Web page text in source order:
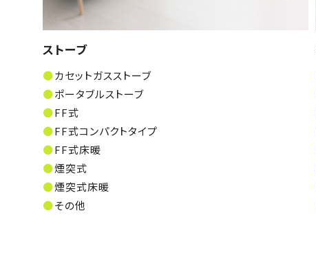
ストーブ
カセットガスストーブ
ポータブルストーブ
FF式
FF式コンパクトタイプ
FF式床暖
煙突式
煙突式床暖
その他